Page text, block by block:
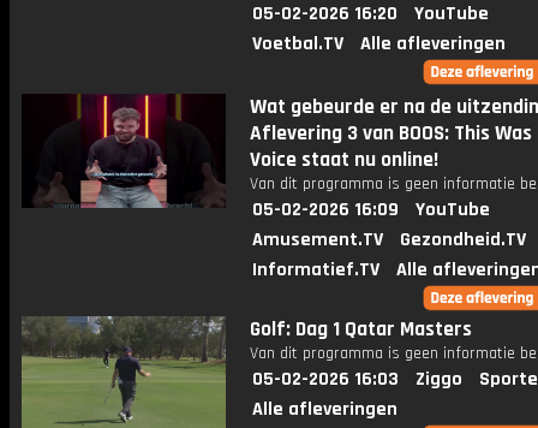
05-02-2026 16:20
YouTube
Voetbal.TV
Alle afleveringen
Wat gebeurde er na de
Aflevering 3 van BOOS: This Was
Voice staat nu online!
Van dit programma is geen informatie
05-02-2026 16:09
YouTube
Amusement.TV
Gezondheid.TV
Informatief.TV
Alle
Golf: Dag 1 Qatar Masters
Van dit programma is geen informatie
05-02-2026 16:03 Ziggo
Alle afleveringen